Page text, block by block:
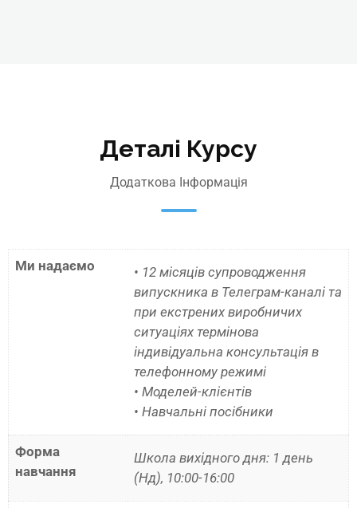
Деталі Курсу
Додаткова Інформація
Ми надаємо
• 12 місяців супроводження
випускника в Телеграм-каналі та
при екстрених виробничих
ситуаціях термінова
індивідуальна консультація в
телефонному режимі
• Моделей-клієнтів
• Навчальні посібники
Форма
навчання
Школа вихідного дня: 1 день
(Нд), 10:00-16:00